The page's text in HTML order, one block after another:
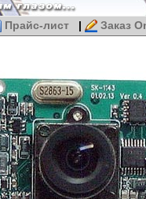
Прайс-лист | Заказ